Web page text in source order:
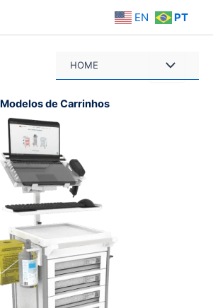
EN PT
HOME
Modelos de Carrinhos